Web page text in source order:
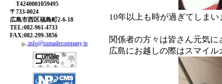
T4240001059495
〒733-0024
広島市西区福島町2-6-18
TEL:082-961-4733
FAX:082-299-3856
info@sumailecompany.jp
10年以上も時が過ぎてしま
関係者の方々は皆さん元気
広島にお越しの際はスマイ